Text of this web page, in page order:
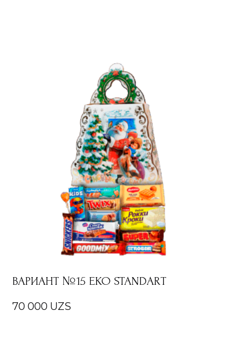
ВАРИАНТ №15 EKO STANDART
70 000 UZS